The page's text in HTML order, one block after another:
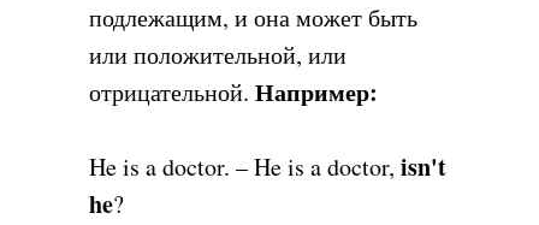
подлежащим, и она может быть
или положительной, или
отрицательной. Например:
He is a doctor. – He is a doctor, isn't
he?